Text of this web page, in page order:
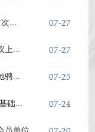
07-27
...
07-27
上...
07-25
骋...
07-24
础...